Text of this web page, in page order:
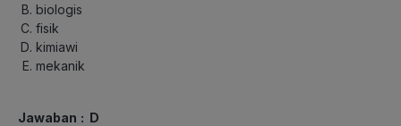
biologis
fisik
kimiawi
mekanik
Jawaban : D